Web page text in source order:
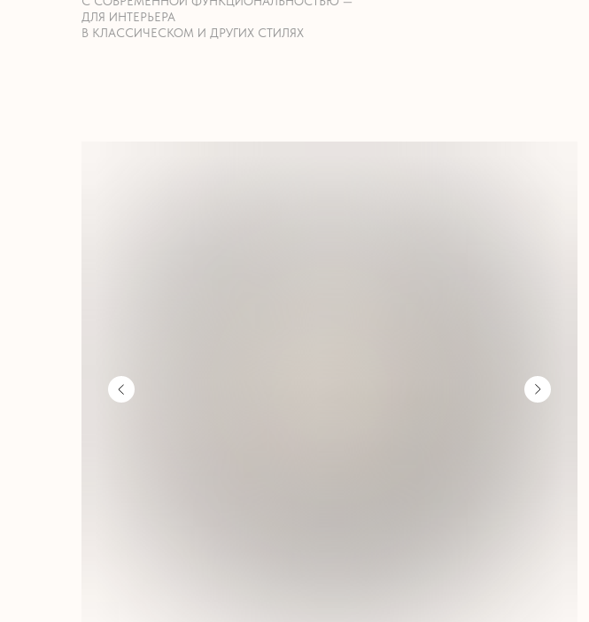
ДЛЯ ИНТЕРЬЕРА
В КЛАССИЧЕСКОМ И ДРУГИХ СТИЛЯХ